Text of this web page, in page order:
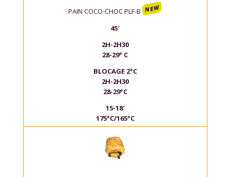
PAIN COCO-CHOC PLF-B NEW
45′
2H-2H30
28-29° C
BLOCAGE 2°C
2H-2H30
28-29°C
15-18′
175°C/165°C